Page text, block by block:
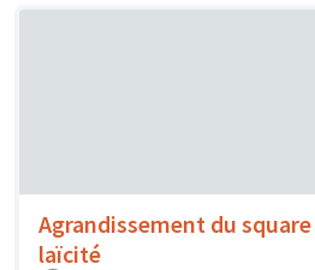
Agrandissement du square
laïcité